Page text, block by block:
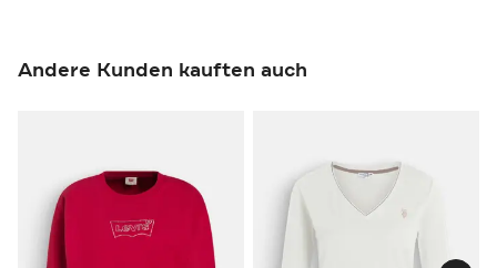
Andere Kunden kauften auch